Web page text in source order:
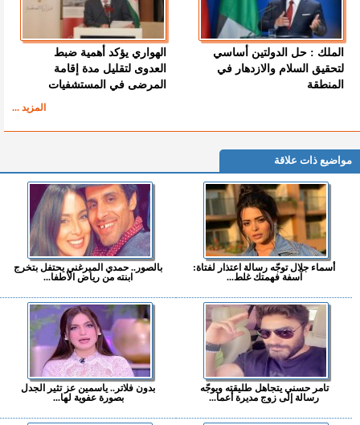
الملك : حل الدولتين أساسي
لتحقيق السلام والازدهار في
المنطقة
الهواري يؤكد أهمية ضبط
العدوى لتقليل مدة إقامة
المرضى في المستشفيات
المزيد ...
مواضيع ذات علاقة
أسماء جلال توجّه رسالة اعتذار لفتاة:
آسفة فهمتك غلط...
بالصور.. حمدي الميرغني يحتفل بتخرج
ابنته من رياض الأطفا...
تامر حسني يتجاهل طليقته ويوجّه
رسالة إلى زوج مديرة أعما...
بدون فلاتر.. ياسمين عز تثير الجدل
بصورة عفوية لها...